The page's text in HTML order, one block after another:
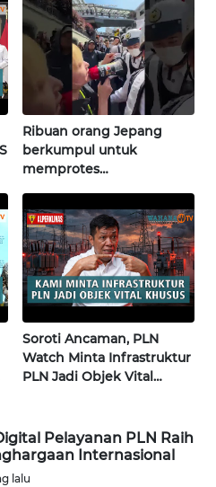
Ribuan orang Jepang
berkumpul untuk
memprotes
pertama di Fujisawa
Soroti Ancaman, PLN
Watch Minta Infrastruktur
PLN Jadi Objek Vital
Pelayanan PLN Raih
Internasional
lalu